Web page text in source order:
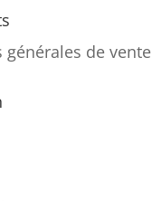
générales de vente